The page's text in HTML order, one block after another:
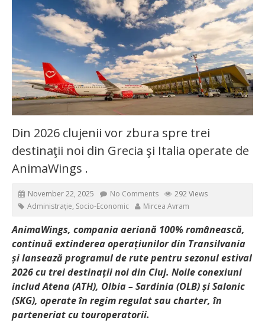
Din 2026 clujenii vor zbura spre trei
destinaţii noi din Grecia şi Italia operate de
AnimaWings .
November 22, 2025 No Comments
292 Views
Administrație, Socio-Economic Mircea Avram
AnimaWings, compania aeriană 100% românească,
continuă extinderea operațiunilor din Transilvania
și lansează programul de rute pentru sezonul estival
2026 cu trei destinații noi din Cluj. Noile conexiuni
includ Atena (ATH), Olbia – Sardinia (OLB) și Salonic
(SKG), operate în regim regulat sau charter, în
parteneriat cu touroperatorii.